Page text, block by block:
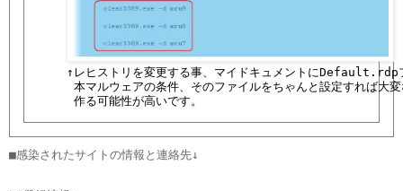
↑レヒストリを変更する事、マイドキュメントにDefault.rdp
本マルウェアの条件、そのファイルをちゃんと設定すれば大
     作る可能性が高いです。
■感染されたサイトの情報と連絡先↓